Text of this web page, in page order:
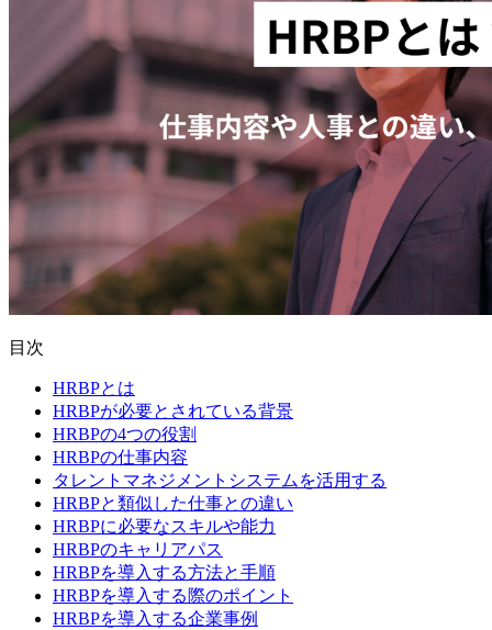
目次
HRBPとは
HRBPが必要とされている背景
HRBPの4つの役割
HRBPの仕事内容
タレントマネジメントシステムを活用する
HRBPと類似した仕事との違い
HRBPに必要なスキルや能力
HRBPのキャリアパス
HRBPを導入する方法と手順
HRBPを導入する際のポイント
HRBPを導入する企業事例